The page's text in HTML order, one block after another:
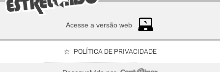
Acesse a versão web
POLÍTICA DE PRIVACIDADE